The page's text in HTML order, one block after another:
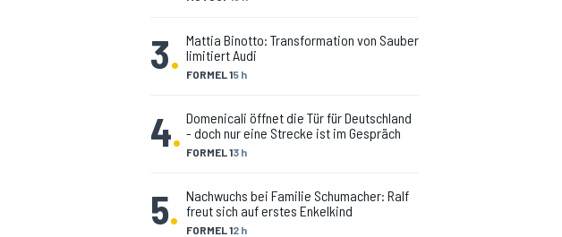
3. FORMEL 15 h
Mattia Binotto: Transformation von Sauber
limitiert Audi
4. FORMEL 13 h
Domenicali öffnet die Tür für Deutschland
- doch nur eine Strecke ist im Gespräch
5. FORMEL 12 h
Nachwuchs bei Familie Schumacher: Ralf
freut sich auf erstes Enkelkind